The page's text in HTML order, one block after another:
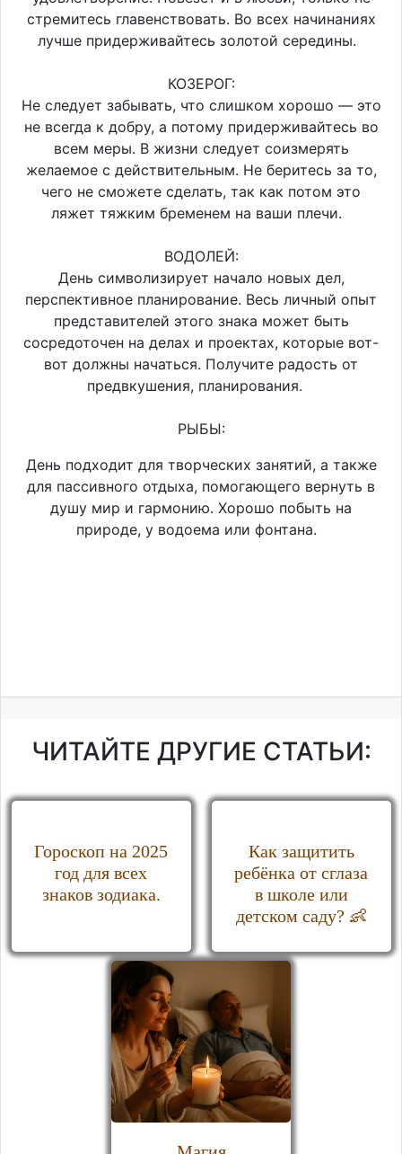
стремитесь главенствовать. Во всех начинаниях
лучше придерживайтесь золотой середины.
КОЗЕРОГ:
Не следует забывать, что слишком хорошо — это
не всегда к добру, а потому придерживайтесь во
всем меры. В жизни следует соизмерять
желаемое с действительным. Не беритесь за то,
чего не сможете сделать, так как потом это
ляжет тяжким бременем на ваши плечи.
ВОДОЛЕЙ:
День символизирует начало новых дел,
перспективное планирование. Весь личный опыт
представителей этого знака может быть
сосредоточен на делах и проектах, которые вот-
вот должны начаться. Получите радость от
предвкушения, планирования.
РЫБЫ:
День подходит для творческих занятий, а также
для пассивного отдыха, помогающего вернуть в
душу мир и гармонию. Хорошо побыть на
природе, у водоема или фонтана.
ЧИТАЙТЕ ДРУГИЕ СТАТЬИ:
Гороскоп на 2025
год для всех
знаков зодиака.
Как защитить
ребёнка от сглаза
в школе или
детском саду? 👶